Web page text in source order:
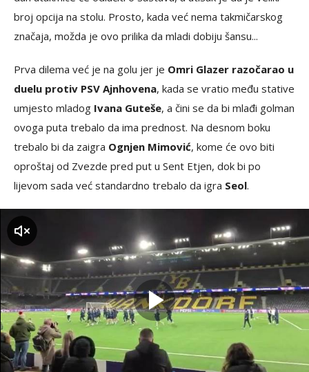
broj opcija na stolu. Prosto, kada već nema takmičarskog
značaja, možda je ovo prilika da mladi dobiju šansu...
Prva dilema već je na golu jer je Omri Glazer razočarao u
duelu protiv PSV Ajnhovena, kada se vratio među stative
umjesto mladog Ivana Guteše, a čini se da bi mlađi golman
ovoga puta trebalo da ima prednost. Na desnom boku
trebalo bi da zaigra Ognjen Mimović, kome će ovo biti
oproštaj od Zvezde pred put u Sent Etjen, dok bi po
lijevom sada već standardno trebalo da igra Seol.